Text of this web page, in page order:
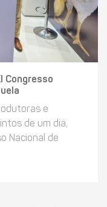
Congresso
e
de um dia,
Nacional de